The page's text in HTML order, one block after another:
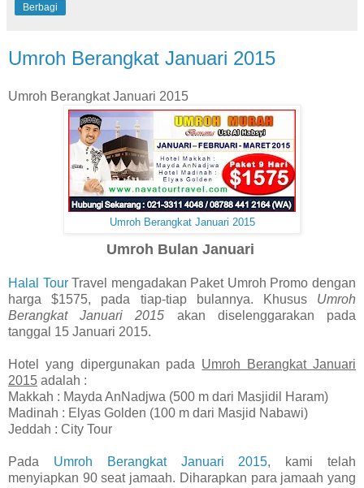
Berbagi
Umroh Berangkat Januari 2015
Umroh Berangkat Januari 2015
Umroh Berangkat Januari 2015
Umroh Bulan Januari
Halal TourTravel mengadakan Paket Umroh Promo dengan
harga $1575, pada tiap-tiap bulannya. Khusus Umroh
Berangkat Januari 2015 akan diselenggarakan pada
tanggal 15 Januari 2015.
Hotel yang dipergunakan pada Umroh Berangkat Januari
2015 adalah :
Makkah : Mayda AnNadjwa (500 m dari Masjidil Haram)
Madinah : Elyas Golden (100 m dari Masjid Nabawi)
Jeddah : City Tour
Pada Umroh Berangkat Januari 2015, kami telah
menyiapkan 90 seat jamaah. Diharapkan para jamaah yang